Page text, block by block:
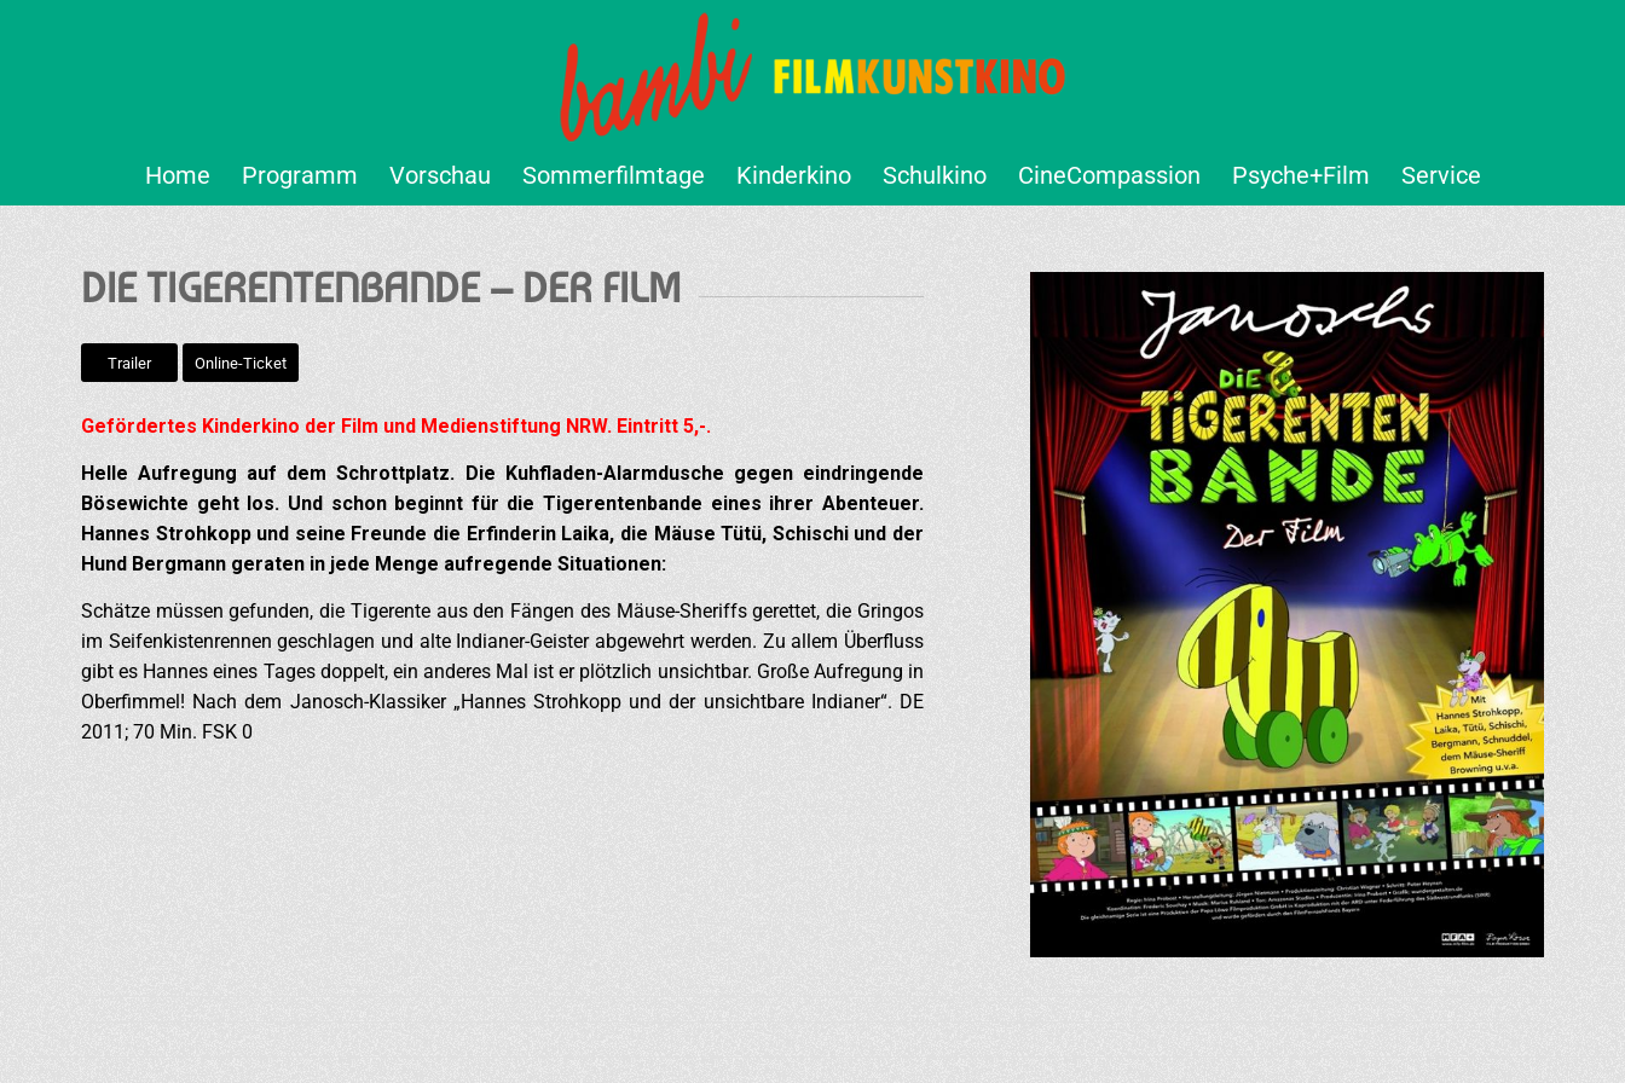
Home Programm Vorschau Sommerfilmtage Kinderkino Schulkino CineCompassion Psyche+Film Service
DIE TIGERENTENBANDE – DER FILM
Trailer Online-Ticket
Gefördertes Kinderkino der Film und Medienstiftung NRW. Eintritt 5,-.
Helle Aufregung auf dem Schrottplatz. Die Kuhfladen-Alarmdusche gegen eindringende
Bösewichte geht los. Und schon beginnt für die Tigerentenbande eines ihrer Abenteuer.
Hannes Strohkopp und seine Freunde die Erfinderin Laika, die Mäuse Tütü, Schischi und der
Hund Bergmann geraten in jede Menge aufregende Situationen:
Schätze müssen gefunden, die Tigerente aus den Fängen des Mäuse-Sheriffs gerettet, die Gringos
im Seifenkistenrennen geschlagen und alte Indianer-Geister abgewehrt werden. Zu allem Überfluss
gibt es Hannes eines Tages doppelt, ein anderes Mal ist er plötzlich unsichtbar. Große Aufregung in
Oberfimmel! Nach dem Janosch-Klassiker „Hannes Strohkopp und der unsichtbare Indianer“. DE
2011; 70 Min. FSK 0